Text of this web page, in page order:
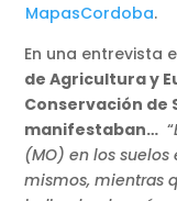
MapasCordoba.
En una entrevista
de Agricultura y
Conservación de
manifestaban… “
(MO) en los suelos
mismos, mientras